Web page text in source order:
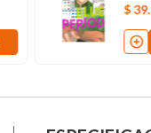
$39.